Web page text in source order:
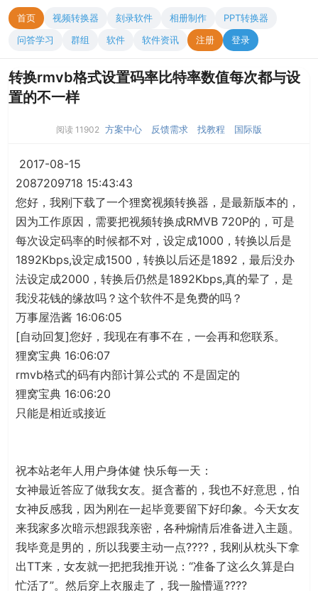
首页 视频转换器 刻录软件 相册制作
PPT转换器
问答学习
群组 软件 软件资讯 注册 登录
转换rmvb格式设置码率比特率数值每次都与设
置的不一样
阅读 11902 方案中心 反馈需求 找教程 国际版
2017-08-15
2087209718 15:43:43
您好，我刚下载了一个狸窝视频转换器，是最新版本的，
因为工作原因，需要把视频转换成RMVB 720P的，可是
每次设定码率的时候都不对，设定成1000，转换以后是
1892Kbps,设定成1500，转换以后还是1892，最后没办
法设定成2000，转换后仍然是1892Kbps,真的晕了，是
我没花钱的缘故吗？这个软件不是免费的吗？
万事屋浩酱 16:06:05
[自动回复]您好，我现在有事不在，一会再和您联系。
狸窝宝典 16:06:07
rmvb格式的码有内部计算公式的 不是固定的
狸窝宝典 16:06:20
只能是相近或接近
祝本站老年人用户身体健 快乐每一天：
女神最近答应了做我女友。挺含蓄的，我也不好意思，怕
女神反感我，因为刚在一起毕竟要留下好印象。今天女友
来我家多次暗示想跟我亲密，各种煽情后准备进入主题。
我毕竟是男的，所以我要主动一点????，我刚从枕头下拿
出TT来，女友就一把把我推开说：“准备了这么久算是白
忙活了”。然后穿上衣服走了，我一脸懵逼????